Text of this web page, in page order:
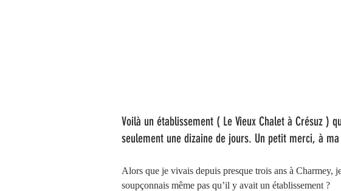
Voilà un établissement ( Le Vieux Chalet à Crésuz )
seulement une dizaine de jours. Un petit merci, à
Alors que je vivais depuis presque trois ans à Charmey,
soupçonnais même pas qu’il y avait un établissement ?